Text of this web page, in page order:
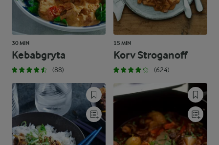
30 MIN
Kebabgryta
(88)
15 MIN
Korv Stroganoff
(624)